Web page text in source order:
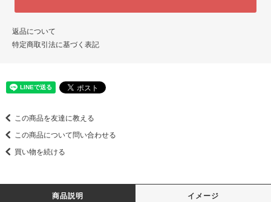
返品について
特定商取引法に基づく表記
この商品を友達に教える
この商品について問い合わせる
買い物を続ける
商品説明 イメージ